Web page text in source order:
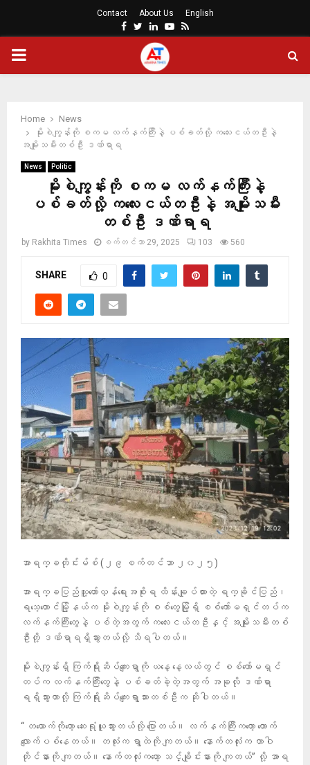
Contact About Us English
Facebook
Twitter
LinkedinYoutube
Rss
PRIMARY
Home
News
မိုးစဲကျွန်းကို စကမ လက်နက်ကြီးနဲ့ ပစ်ခတ်လို့ ကလေးငယ်တဦးနဲ့
အမျိုးသမီးတစ်ဦး ဒဏ်ရာရ
News Politic
မိုးစဲကျွန်းကို စကမ လက်နက်ကြီးနဲ့
ပစ်ခတ်လို့ ကလေးငယ်တဦးနဲ့ အမျိုးသမီး
တစ်ဦး ဒဏ်ရာရ
by Rakhita Times စက်တင်ဘာ 29, 2025 103 560
SHARE 0
အာရက္ခတိုင်းမ်စ် (၂၉ စက်တင်ဘာ ၂၀၂၅)
အာရက္ခပြည်သူ့တော်လှန်ရေးအစိုးရ ထိန်းချုပ်ထားတဲ့ ရက္ခိုင်ပြည်၊
ရသေ့တောင်မြို့နယ်က မိုးစဲကျွန်းကို စစ်တွေမြို့ရှိ စစ်ကော်မရှင်တပ်က
လက်နက်ကြီးတွေနဲ့ ပစ်တဲ့အတွက် ကလေးငယ်တဦးနှင့် အမျိုးသမီးတစ်
ဦးတို့ ဒဏ်ရာရရှိသွားတယ်လို့ သိရပါတယ်။
မိုးစဲကျွန်းရှိ ကြက်ရိုးဆိပ်ကျေးရွာကို ယနေ့ နေ့လယ်တွင် စစ်ကော်မရှင်
တပ်က လက်နက်ကြီးတွေနဲ့ ပစ်ခတ်ခဲ့တဲ့အတွက် အခုလို ဒဏ်ရာ
ရရှိသွားတာလို့ ကြက်ရိုးဆိပ်ကျေးရွာသားတစ်ဦးက ဆိုပါတယ်။
“ တယောက်ကိုတော့ ဆေးရုံယူသွားတယ်လို့ ပြောတယ်။ လက်နက်ကြီးကတော့ တောက်
လျောက်ပစ်နေတယ်။ တလုံးက ရွာထဲကို ကျတယ်။ နောက်တလုံးက တာဝါ
တိုင်နားကို ကျတယ်။ နောက်တလုံးကတော့ သင်္ချိုင်းနားကို ကျတယ်” လို့ အာရ